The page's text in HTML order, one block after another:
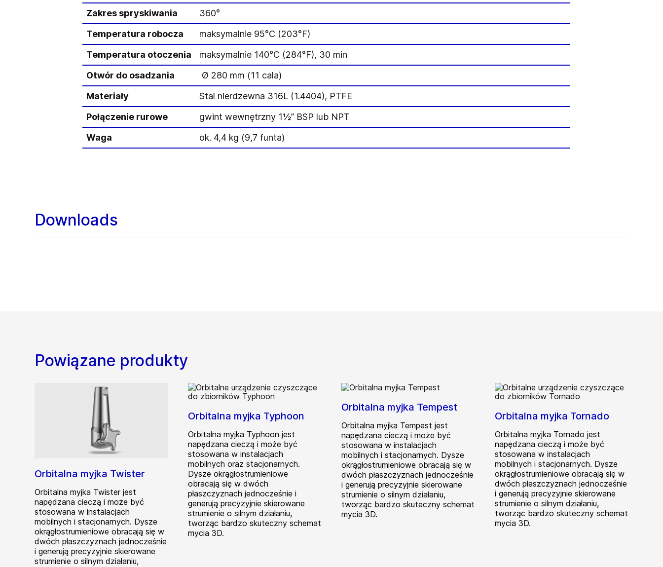
Zakres spryskiwania
360°
Temperatura robocza
maksymalnie 95°C (203°F)
Temperatura otoczenia
maksymalnie 140°C (284°F), 30 min
Otwór do osadzania
Ø 280 mm (11 cala)
Materiały
Stal nierdzewna 316L (1.4404), PTFE
Połączenie rurowe
gwint wewnętrzny 1½” BSP lub NPT
Waga
ok. 4,4 kg (9,7 funta)
Downloads
Powiązane produkty
Orbitalna myjka Twister
Orbitalna myjka Twister jest
napędzana cieczą i może być
stosowana w instalacjach
mobilnych i stacjonarnych. Dysze
okrągłostrumieniowe obracają się w
dwóch płaszczyznach jednocześnie
i generują precyzyjnie skierowane
strumienie o silnym działaniu,
Orbitalna myjka Typhoon
Orbitalna myjka Typhoon jest
napędzana cieczą i może być
stosowana w instalacjach
mobilnych oraz stacjonarnych.
Dysze okrągłostrumieniowe
obracają się w dwóch
płaszczyznach jednocześnie i
generują precyzyjnie skierowane
strumienie o silnym działaniu,
tworząc bardzo skuteczny schemat
mycia 3D.
Orbitalna myjka Tempest
Orbitalna myjka Tempest jest
napędzana cieczą i może być
stosowana w instalacjach
mobilnych i stacjonarnych. Dysze
okrągłostrumieniowe obracają się w
dwóch płaszczyznach jednocześnie
i generują precyzyjnie skierowane
strumienie o silnym działaniu,
tworząc bardzo skuteczny schemat
mycia 3D.
Orbitalna myjka Tornado
Orbitalna myjka Tornado jest
napędzana cieczą i może być
stosowana w instalacjach
mobilnych i stacjonarnych. Dysze
okrągłostrumieniowe obracają się w
dwóch płaszczyznach jednocześnie
i generują precyzyjnie skierowane
strumienie o silnym działaniu,
tworząc bardzo skuteczny schemat
mycia 3D.